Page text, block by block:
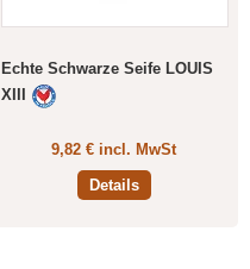
Echte Schwarze Seife LOUIS
XIII
9,82 € incl. MwSt
Details